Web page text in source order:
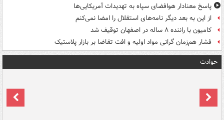
پاسخ معنادار هوافضای سپاه به تهدیدات آمریکایی‌ها
از این به بعد دیگر نامه‌های استقلال را امضا نمی‌کنم
کامیون با راننده ۸ ساله در اصفهان توقیف شد
فشار هم‌زمان گرانی مواد اولیه و افت تقاضا بر بازار پلاستیک
حوادث